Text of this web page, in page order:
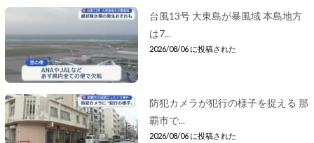
台風13号 大東島が暴風域 本島地方
は7...
2026/08/06 に投稿された
防犯カメラが犯行の様子を捉える 那
覇市で...
2026/08/06 に投稿された